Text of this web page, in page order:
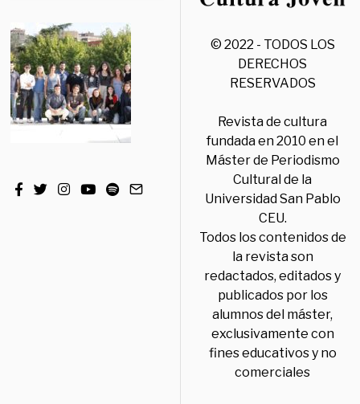
© 2022 - TODOS LOS
DERECHOS
RESERVADOS
Revista de cultura
fundada en 2010 en el
Máster de Periodismo
Cultural de la
Universidad San Pablo
CEU.
Todos los contenidos de
la revista son
redactados, editados y
publicados por los
alumnos del máster,
exclusivamente con
fines educativos y no
comerciales